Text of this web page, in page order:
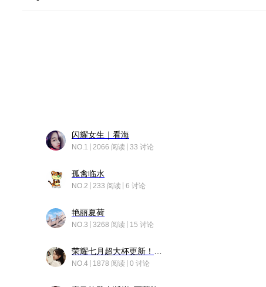
闪耀女生｜看海
NO.1 2066 阅读 33 讨论
孤禽临水
NO.2 233 阅读 6 讨论
艳丽夏荷
NO.3 3268 阅读 15 讨论
NO.4 1878 阅读 0 讨论